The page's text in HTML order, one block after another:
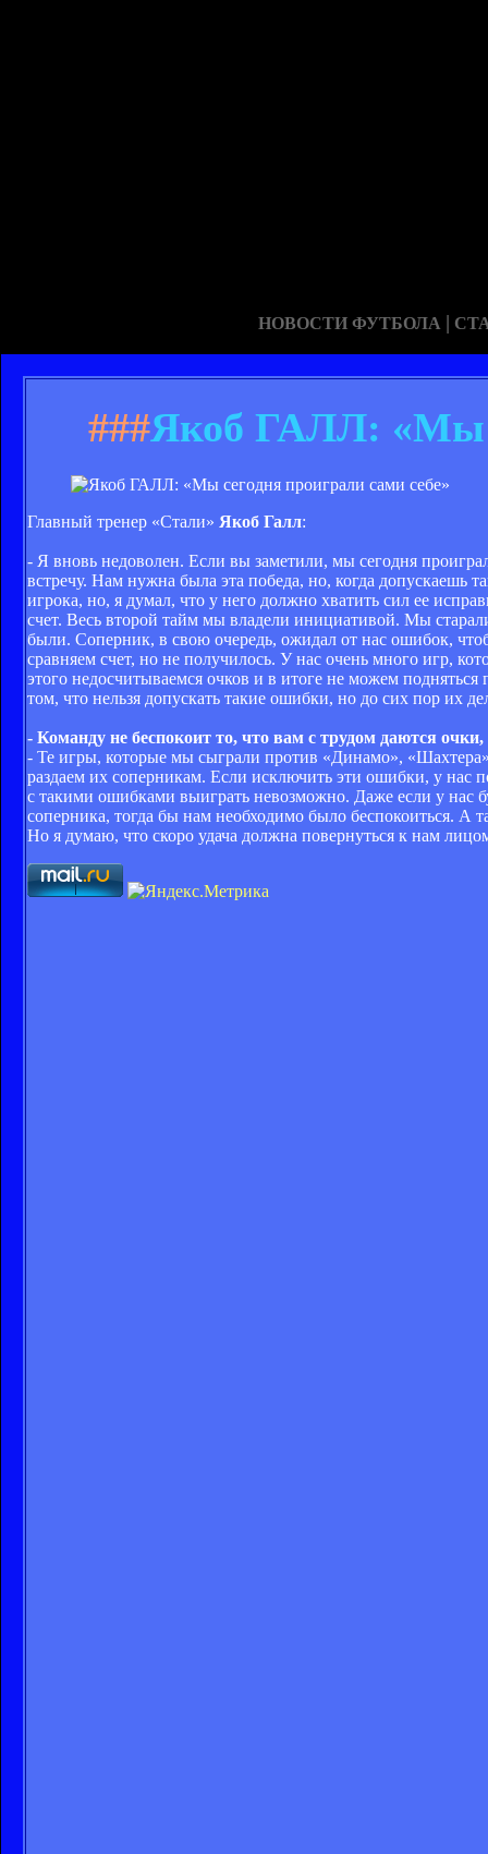
НОВОСТИ ФУТБОЛА |
###Якоб ГАЛЛ: «Мы
Главный тренер «Стали» Якоб Галл:
- Я вновь недоволен. Если вы заметили, мы сегодня
встречу. Нам нужна была эта победа, но, когда допускаешь
игрока, но, я думал, что у него должно хватить сил ее
счет. Весь второй тайм мы владели инициативой. Мы
были. Соперник, в свою очередь, ожидал от нас ошибок,
сравняем счет, но не получилось. У нас очень много игр,
этого недосчитываемся очков и в итоге не можем
том, что нельзя допускать такие ошибки, но до сих пор их
- Команду не беспокоит то, что вам с трудом даются
- Те игры, которые мы сыграли против «Динамо»,
раздаем их соперникам. Если исключить эти ошибки, у нас
с такими ошибками выиграть невозможно. Даже если у нас
соперника, тогда бы нам необходимо было беспокоиться.
Но я думаю, что скоро удача должна повернуться к нам